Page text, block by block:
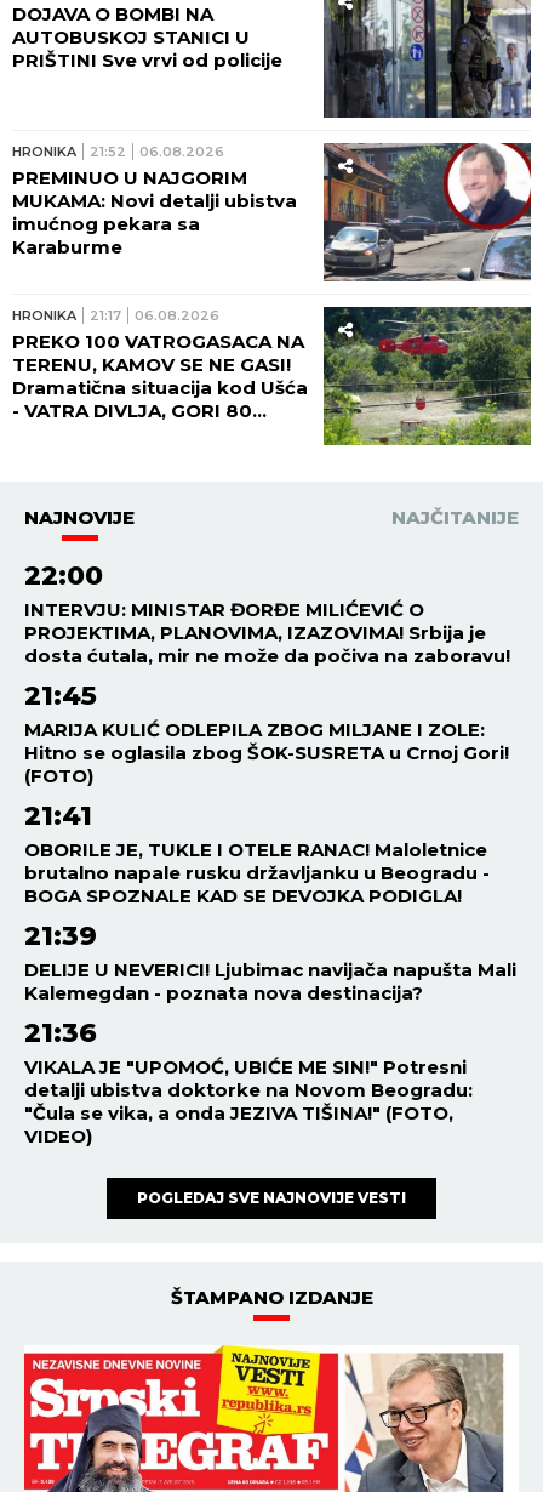
DOJAVA O BOMBI NA
AUTOBUSKOJ STANICI U
PRIŠTINI Sve vrvi od policije
HRONIKA 21:52 06.08.2026
PREMINUO U NAJGORIM
MUKAMA: Novi detalji ubistva
imućnog pekara sa
Karaburme
HRONIKA 21:17 06.08.2026
PREKO 100 VATROGASACA NA
TERENU, KAMOV SE NE GASI!
Dramatična situacija kod Ušća
- VATRA DIVLJA, GORI 80
NAJNOVIJE NAJČITANIJE
22:00
INTERVJU: MINISTAR ĐORĐE MILIĆEVIĆ O
PROJEKTIMA, PLANOVIMA, IZAZOVIMA! Srbija je
dosta ćutala, mir ne može da počiva na zaboravu!
21:45
MARIJA KULIĆ ODLEPILA ZBOG MILJANE I ZOLE:
Hitno se oglasila zbog ŠOK-SUSRETA u Crnoj Gori!
(FOTO)
21:41
OBORILE JE, TUKLE I OTELE RANAC! Maloletnice
brutalno napale rusku državljanku u Beogradu -
BOGA SPOZNALE KAD SE DEVOJKA PODIGLA!
21:39
DELIJE U NEVERICI! Ljubimac navijača napušta Mali
Kalemegdan - poznata nova destinacija?
21:36
VIKALA JE "UPOMOĆ, UBIĆE ME SIN!" Potresni
detalji ubistva doktorke na Novom Beogradu:
"Čula se vika, a onda JEZIVA TIŠINA!" (FOTO,
VIDEO)
POGLEDAJ SVE NAJNOVIJE VESTI
ŠTAMPANO IZDANJE